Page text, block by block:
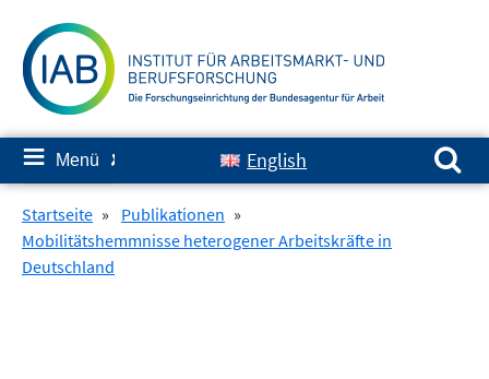
zum
Inhalt
≡ Menü ✘ English
Suchen nach:
Startseite » Publikationen »
Mobilitätshemmnisse heterogener Arbeitskräfte in
Deutschland